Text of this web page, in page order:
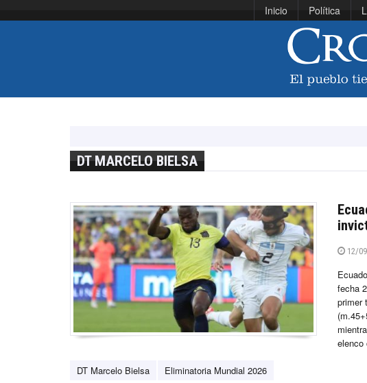
Inicio Política
DT MARCELO BIELSA
12/
fecha
primer
elenco
DT Marcelo Bielsa Eliminatoria Mundial 2026